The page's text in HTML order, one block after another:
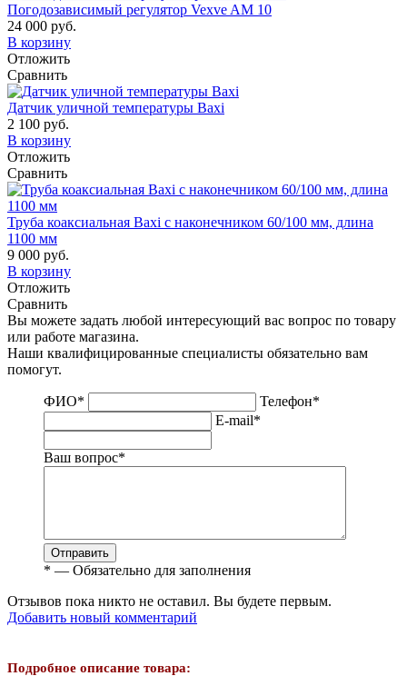
Погодозависимый регулятор Vexve AM 10
24 000 руб.
В корзину
Отложить
Сравнить
Датчик уличной температуры Baxi
2 100 руб.
В корзину
Отложить
Сравнить
Труба коаксиальная Baxi с наконечником 60/100 мм, длина
1100 мм
9 000 руб.
В корзину
Отложить
Сравнить
Вы можете задать любой интересующий вас вопрос по товару
или работе магазина.
Наши квалифицированные специалисты обязательно вам
помогут.
ФИО* Телефон*
E-mail*
Ваш вопрос*
Отправить
* — Обязательно для заполнения
Отзывов пока никто не оставил. Вы будете первым.
Добавить новый комментарий
Подробное описание товара: